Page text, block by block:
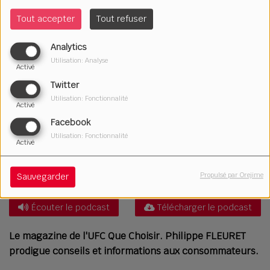
Tout accepter Tout refuser
Analytics
Activé
Utilisation: Analyse
Twitter
Activé
Utilisation: Fonctionnalité
Facebook
Activé
Utilisation: Fonctionnalité
Sauvegarder Propulsé par Orejime
12 septembre 2025
Écouter le podcast
Télécharger le podcast
Le magazine de l'UFC Que Choisir. Philippe FLEURET
prodigue conseils et informations aux consommateurs.